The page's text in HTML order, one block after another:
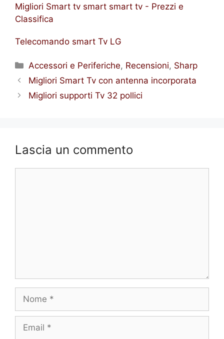
Migliori Smart tv smart smart tv - Prezzi e
Classifica
Telecomando smart Tv LG
Categorie
Accessori e Periferiche, Recensioni, Sharp
Migliori Smart Tv con antenna incorporata
Migliori supporti Tv 32 pollici
Lascia un commento